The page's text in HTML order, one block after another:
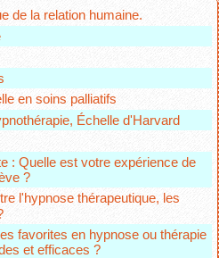
de la relation humaine.
en soins palliatifs
Échelle d'Harvard
: Quelle est votre expérience de
?
l'hypnose thérapeutique, les
favorites en hypnose ou thérapie
et efficaces ?